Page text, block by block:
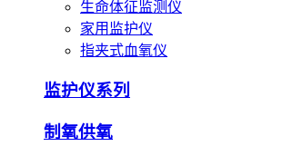
生命体征监测仪
家用监护仪
指夹式血氧仪
监护仪系列
制氧供氧